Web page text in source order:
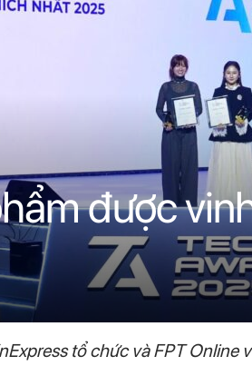
được
tổ chức và FPT